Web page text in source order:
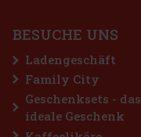
BESUCHE UNS
Ladengeschäft
Family City
Geschenksets - das
ideale Geschenk